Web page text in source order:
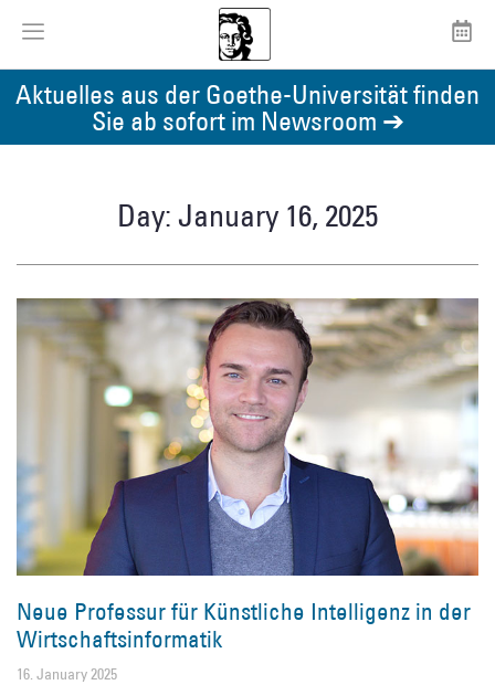
Aktuelles aus der Goethe-Universität finden
Sie ab sofort im Newsroom ➔
Day: January 16, 2025
Neue Professur für Künstliche Intelligenz in der
Wirtschaftsinformatik
16. January 2025